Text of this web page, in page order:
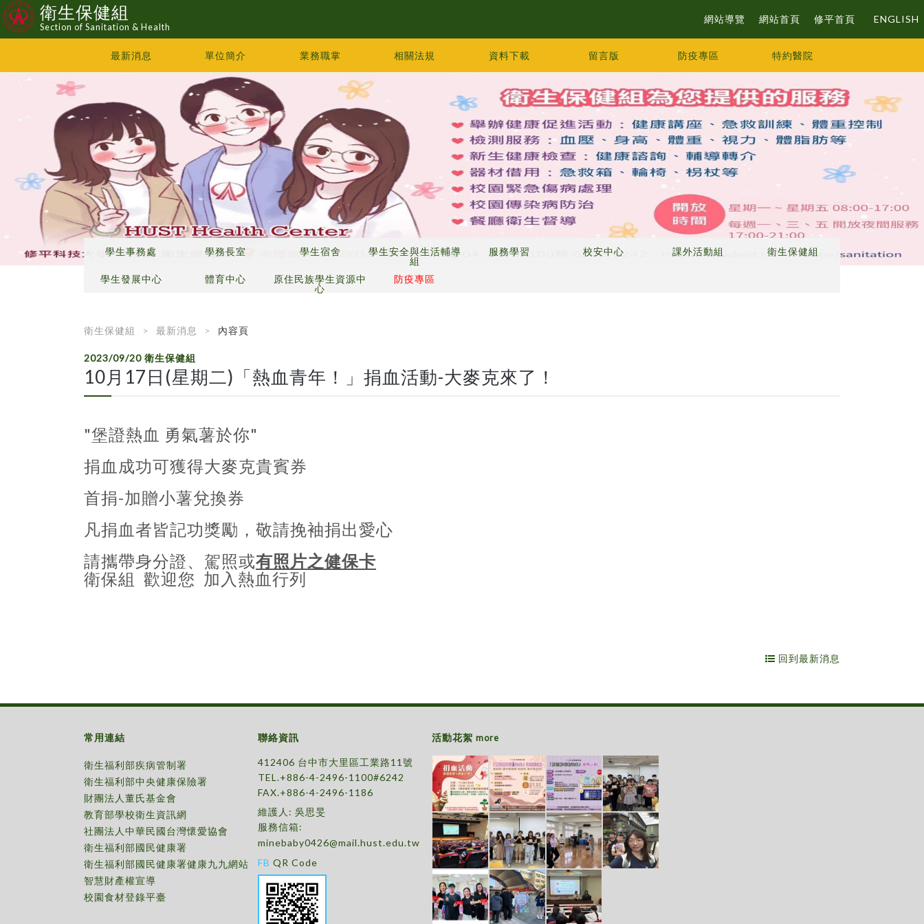
衛生保健組
Section of Sanitation & Health
網站導覽 網站首頁 修平首頁 ENGLISH
最新消息 單位簡介 業務職掌 相關法規 資料下載 留言版 防疫專區 特約醫院
學生事務處 學務長室 學生宿舍
學生安全與生活輔導
組
服務學習 校安中心 課外活動組 衛生保健組
學生發展中心 體育中心
原住民族學生資源中
心
防疫專區
衛生保健組 最新消息 內容頁
2023/09/20 衛生保健組
10月17日(星期二)「熱血青年！」捐血活動-大麥克來了！
"堡證熱血 勇氣薯於你"
捐血成功可獲得大麥克貴賓券
首捐-加贈小薯兌換券
凡捐血者皆記功獎勵，敬請挽袖捐出愛心
請攜帶身分證、駕照或有照片之健保卡
衛保組 歡迎您 加入熱血行列
回到最新消息
常用連結
衛生福利部疾病管制署
衛生福利部中央健康保險署
財團法人董氏基金會
教育部學校衛生資訊網
社團法人中華民國台灣懷愛協會
衛生福利部國民健康署
衛生福利部國民健康署健康九九網站
智慧財產權宣導
校園食材登錄平臺
聯絡資訊
412406 台中市大里區工業路11號
TEL.+886-4-2496-1100#6242
FAX.+886-4-2496-1186
維護人: 吳思旻
服務信箱:
minebaby0426@mail.hust.edu.tw
FB QR Code
活動花絮 more